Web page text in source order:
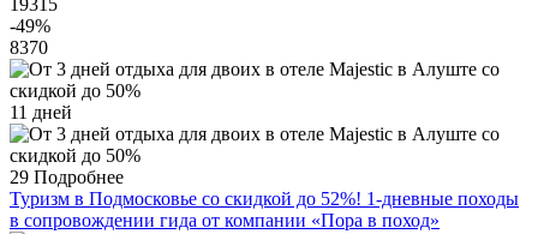
19315
-49%
8370
11 дней
29 Подробнее
Туризм в Подмосковье со скидкой до 52%! 1-дневные походы
в сопровождении гида от компании «Пора в поход»